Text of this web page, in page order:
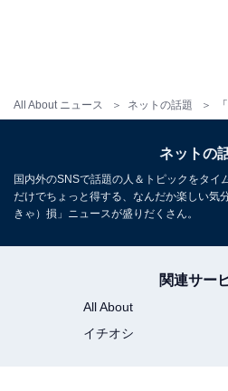
All About ニュース ネットの話題
ネットの
国内外のSNSで話題の人＆トピックをタイ
だけでちょっと得する、なんだか楽しい気
きゃ）損」ニュースが盛りだくさん。
関連サー
All About
イチオシ